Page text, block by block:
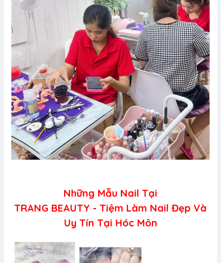
Những Mẫu Nail Tại
TRANG BEAUTY - Tiệm Làm Nail Đẹp Và
Uy Tín Tại Hóc Môn